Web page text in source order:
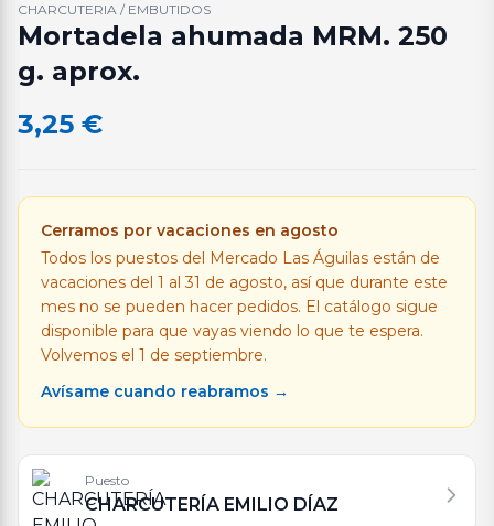
CHARCUTERIA / EMBUTIDOS
Mortadela ahumada MRM. 250
g. aprox.
3,25 €
Cerramos por vacaciones en agosto
Todos los puestos del Mercado Las Águilas están de
vacaciones del 1 al 31 de agosto, así que durante este
mes no se pueden hacer pedidos. El catálogo sigue
disponible para que vayas viendo lo que te espera.
Volvemos el 1 de septiembre.
Avísame cuando reabramos →
Puesto
CHARCUTERÍA EMILIO DÍAZ